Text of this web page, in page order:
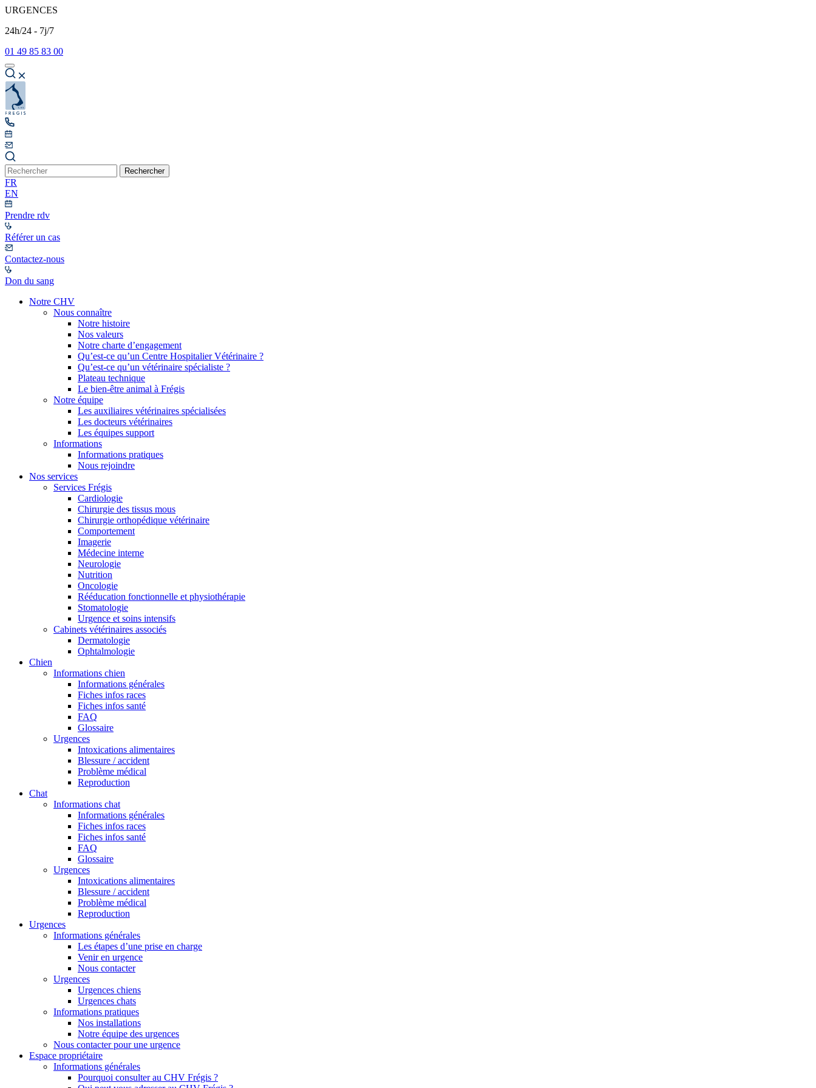
URGENCES
24h/24 - 7j/7
01 49 85 83 00
Rechercher
FR
EN
Prendre rdv
Référer un cas
Contactez-nous
Don du sang
Notre CHV
Nous connaître
Notre histoire
Nos valeurs
Notre charte d’engagement
Qu’est-ce qu’un Centre Hospitalier Vétérinaire ?
Qu’est-ce qu’un vétérinaire spécialiste ?
Plateau technique
Le bien-être animal à Frégis
Notre équipe
Les auxiliaires vétérinaires spécialisées
Les docteurs vétérinaires
Les équipes support
Informations
Informations pratiques
Nous rejoindre
Nos services
Services Frégis
Cardiologie
Chirurgie des tissus mous
Chirurgie orthopédique vétérinaire
Comportement
Imagerie
Médecine interne
Neurologie
Nutrition
Oncologie
Rééducation fonctionnelle et physiothérapie
Stomatologie
Urgence et soins intensifs
Cabinets vétérinaires associés
Dermatologie
Ophtalmologie
Chien
Informations chien
Informations générales
Fiches infos races
Fiches infos santé
FAQ
Glossaire
Urgences
Intoxications alimentaires
Blessure / accident
Problème médical
Reproduction
Chat
Informations chat
Informations générales
Fiches infos races
Fiches infos santé
FAQ
Glossaire
Urgences
Intoxications alimentaires
Blessure / accident
Problème médical
Reproduction
Urgences
Informations générales
Les étapes d’une prise en charge
Venir en urgence
Nous contacter
Urgences
Urgences chiens
Urgences chats
Informations pratiques
Nos installations
Notre équipe des urgences
Nous contacter pour une urgence
Espace propriétaire
Informations générales
Pourquoi consulter au CHV Frégis ?